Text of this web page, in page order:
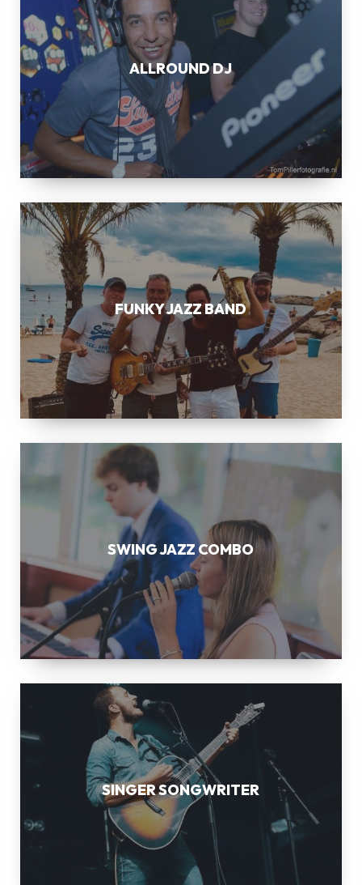
ALLROUND DJ
FUNKY JAZZ BAND
FUNKY
JAZZ
BAND
SWING JAZZ COMBO
JAZZ
SINGER SONGWRITER
SONGWRITER